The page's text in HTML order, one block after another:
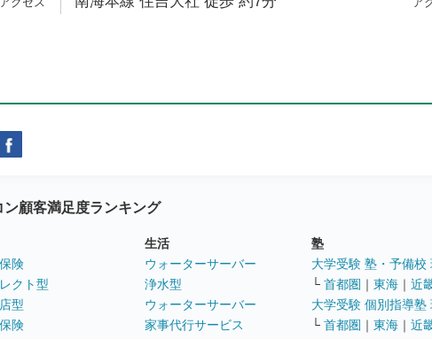
ン顧客満足度ランキング
険
クト型
型
険
生活
ウォーターサーバー
浄水型
ウォーターサーバー
家事代行サービス
塾
大学受験 塾・予備校
└ 首都圏 ｜ 東海 ｜ 近
大学受験 個別指導塾
└ 首都圏 ｜ 東海 ｜ 近